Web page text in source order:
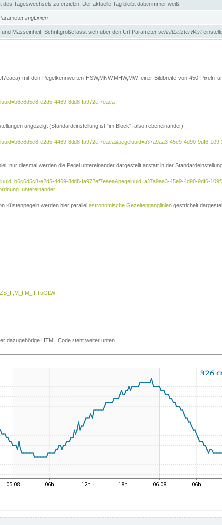
Tageswechsels zu erzielen. Der aktuelle Tag bleibt dabei immer weiß.
imgLinien
Masseinheit. Schriftgröße lässt sich über den Url-Parameter schriftLetzterWert
mit den Pegelkennwerten HSW,MNW,MHW,MW, einer Bildbreite von 450 Pixeln
e2d5-4469-8dd8-fa972ef7eaea
angezeigt (Standardeinstellung ist "im Block", also nebeneinander):
e2d5-4469-8dd8-fa972ef7eaea&pegeluuid=a37a9aa3-45e9-4d90-9df6-
nur diesmal werden die Pegel untereinander dargestellt anstatt in der
e2d5-4469-8dd8-fa972ef7eaea&pegeluuid=a37a9aa3-45e9-4d90-9df6-
Küstenpegeln werden hier parallel astronomische Gezeitenganglinien gestrichelt
dazugehörige HTML Code steht weiter unten.